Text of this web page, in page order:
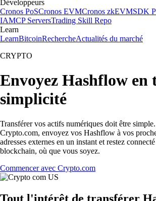
Développeurs
Cronos PoSCronos EVMCronos zkEVMSDK
IAMCP ServersTrading Skill Repo
Learn
LearnBitcoinRechercheActualités du marché
CRYPTO
Envoyez Hashflow en
simplicité
Transférer vos actifs numériques doit être
Crypto.com, envoyez vos Hashflow à vos
adresses externes en un instant et restez
blockchain, où que vous soyez.
Commencer avec Crypto.com
Tout l'intérêt de transférer